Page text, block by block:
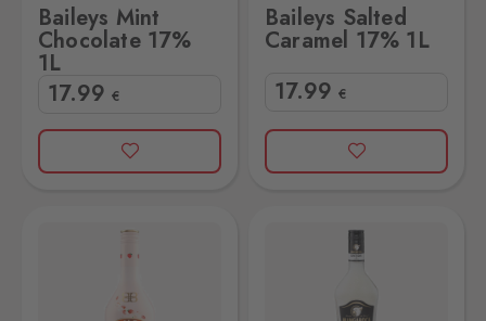
Baileys Mint
Chocolate 17%
1L
17.99 €
Baileys Salted
Caramel 17% 1L
17.99 €